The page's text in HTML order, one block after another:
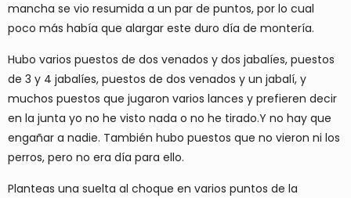
mancha se vio resumida a un par de puntos, por lo cual
poco más había que alargar este duro día de montería.
Hubo varios puestos de dos venados y dos jabalíes, puestos
de 3 y 4 jabalíes, puestos de dos venados y un jabalí, y
muchos puestos que jugaron varios lances y prefieren decir
en la junta yo no he visto nada o no he tirado.Y no hay que
engañar a nadie. También hubo puestos que no vieron ni los
perros, pero no era día para ello.
Planteas una suelta al choque en varios puntos de la